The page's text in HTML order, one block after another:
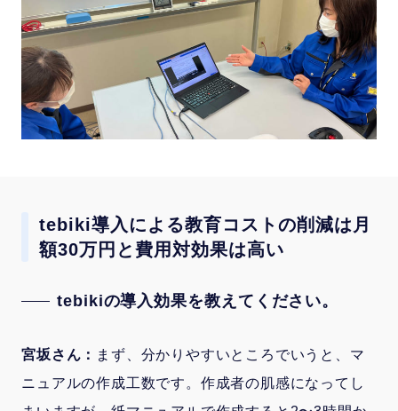
tebiki導入による教育コストの削減は月
額30万円と費用対効果は高い
tebikiの導入効果を教えてください。
宮坂さん： まず、分かりやすいところでいうと、マ
ニュアルの作成工数です。作成者の肌感になってし